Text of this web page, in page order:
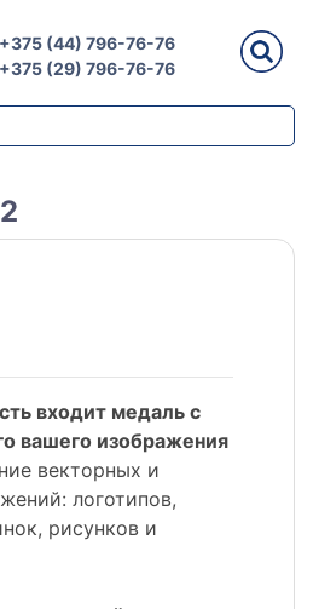
+375 (44) 796-76-76
+375 (29) 796-76-76
входит медаль с
вашего изображения
векторных и
логотипов,
рисунков и